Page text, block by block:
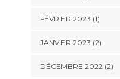
FÉVRIER 2023 (1)
JANVIER 2023 (2)
DÉCEMBRE 2022(2)